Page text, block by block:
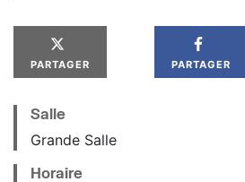
PARTAGER PARTAGER
Salle
Grande Salle
Horaire